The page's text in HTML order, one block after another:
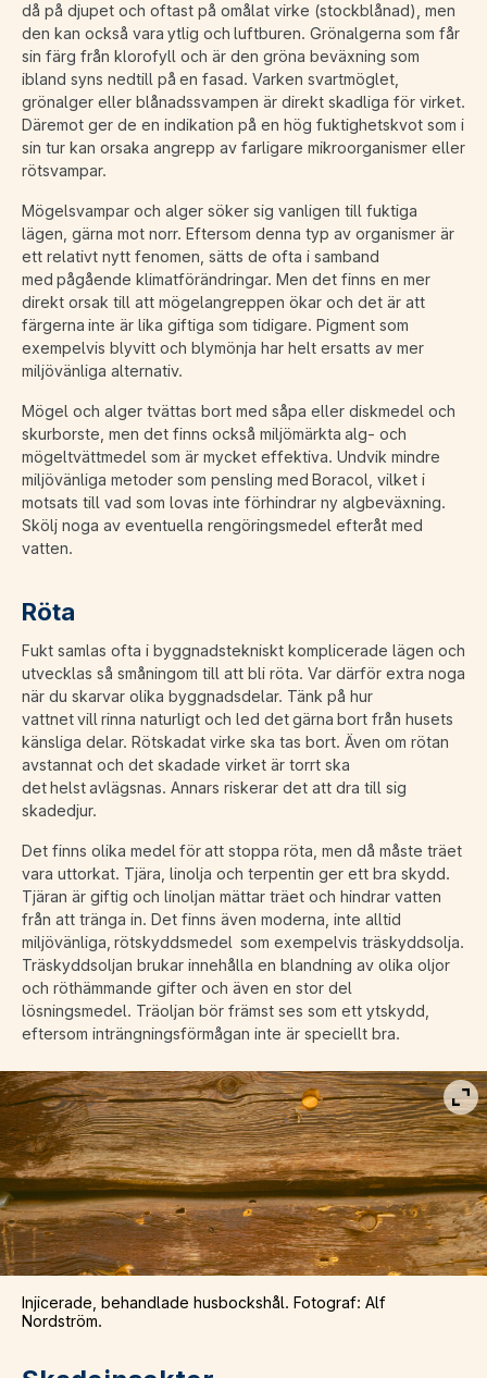
då på djupet och oftast på omålat virke (stockblånad), men
den kan också vara ytlig och luftburen. Grönalgerna som får
sin färg från klorofyll och är den gröna beväxning som
ibland syns nedtill på en fasad. Varken svartmöglet,
grönalger eller blånadssvampen är direkt skadliga för virket.
Däremot ger de en indikation på en hög fuktighetskvot som i
sin tur kan orsaka angrepp av farligare mikroorganismer eller
rötsvampar.
Mögelsvampar och alger söker sig vanligen till fuktiga
lägen, gärna mot norr. Eftersom denna typ av organismer är
ett relativt nytt fenomen, sätts de ofta i samband
med pågående klimatförändringar. Men det finns en mer
direkt orsak till att mögelangreppen ökar och det är att
färgerna inte är lika giftiga som tidigare. Pigment som
exempelvis blyvitt och blymönja har helt ersatts av mer
miljövänliga alternativ.
Mögel och alger tvättas bort med såpa eller diskmedel och
skurborste, men det finns också miljömärkta alg- och
mögeltvättmedel som är mycket effektiva. Undvik mindre
miljövänliga metoder som pensling med Boracol, vilket i
motsats till vad som lovas inte förhindrar ny algbeväxning.
Skölj noga av eventuella rengöringsmedel efteråt med
vatten.
Röta
Fukt samlas ofta i byggnadstekniskt komplicerade lägen och
utvecklas så småningom till att bli röta. Var därför extra noga
när du skarvar olika byggnadsdelar. Tänk på hur
vattnet vill rinna naturligt och led det gärna bort från husets
känsliga delar. Rötskadat virke ska tas bort. Även om rötan
avstannat och det skadade virket är torrt ska
det helst avlägsnas. Annars riskerar det att dra till sig
skadedjur.
Det finns olika medel för att stoppa röta, men då måste träet
vara uttorkat. Tjära, linolja och terpentin ger ett bra skydd.
Tjäran är giftig och linoljan mättar träet och hindrar vatten
från att tränga in. Det finns även moderna, inte alltid
miljövänliga, rötskyddsmedel som exempelvis träskyddsolja.
Träskyddsoljan brukar innehålla en blandning av olika oljor
och röthämmande gifter och även en stor del
lösningsmedel. Träoljan bör främst ses som ett ytskydd,
eftersom inträngningsförmågan inte är speciellt bra.
Injicerade, behandlade husbockshål. Fotograf: Alf
Nordström.